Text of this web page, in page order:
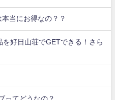
当にお得なの？？
好日山荘でGETできる！さら
ってどうなの？